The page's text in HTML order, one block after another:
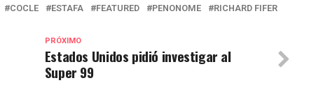
COCLE ESTAFA FEATURED PENONOME RICHARD FIFER
PRÓXIMO
Estados Unidos pidió investigar al
Super 99